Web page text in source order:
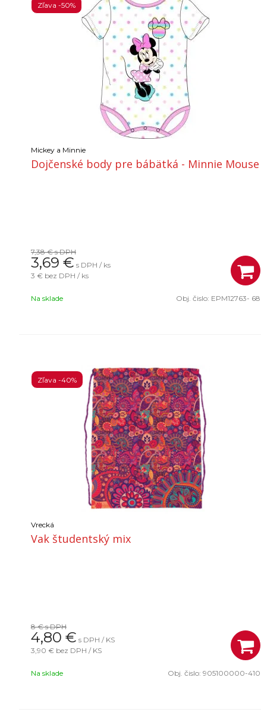
Mickey a Minnie
Dojčenské body pre bábätká - Minnie Mouse
Zľava -50%
7,38 €s DPH
3,69 € s DPH / ks
3 € bez DPH / ks
Na sklade Obj. čislo: EPM12763- 68
Vrecká
Vak študentský mix
Zľava -40%
8 €s DPH
4,80 € s DPH / KS
3,90 € bez DPH / KS
Na sklade Obj. čislo: 905100000-410